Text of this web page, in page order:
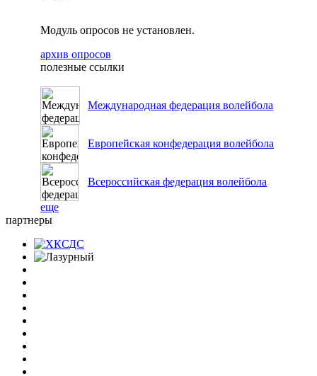
Модуль опросов не установлен.
архив опросов
полезные ссылки
Международная федерация волейбола
Европейская конфедерация волейбола
Всероссийская федерация волейбола
еще
партнеры